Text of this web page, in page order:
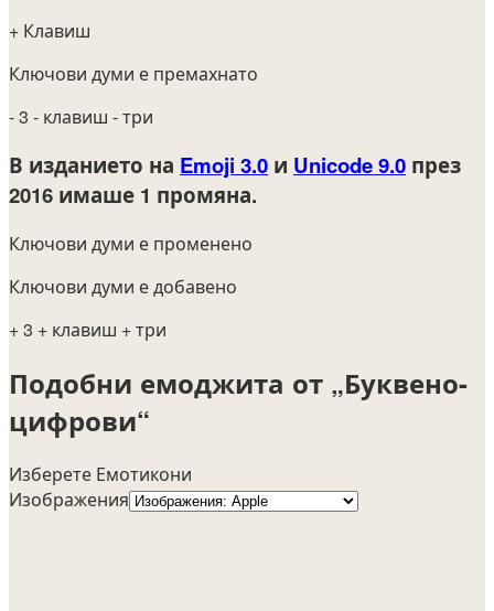
+ Клавиш
Ключови думи е премахнато
- 3 - клавиш - три
В изданието на Emoji 3.0 и Unicode 9.0 през
2016 имаше 1 промяна.
Ключови думи е променено
Ключови думи е добавено
+ 3 + клавиш + три
Подобни емоджита от „Буквено-
цифрови“
Изберете Емотикони
Изображения